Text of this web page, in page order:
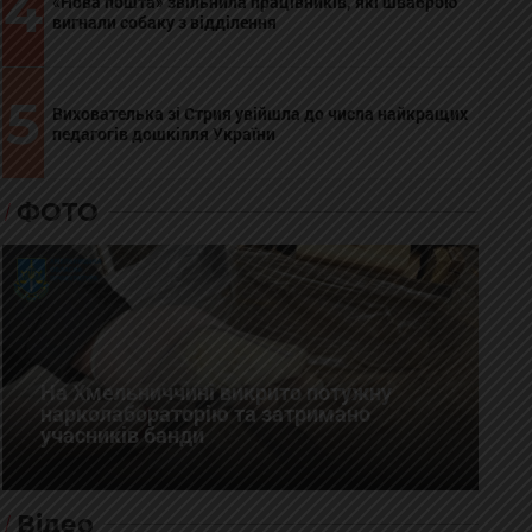
вигнали собаку з відділення
5
Вихователька зі Стрия увійшла до числа найкращих
педагогів дошкілля України
ФОТО
На Хмельниччині викрито потужну
нарколабораторію та затримано
учасників банди
Відео